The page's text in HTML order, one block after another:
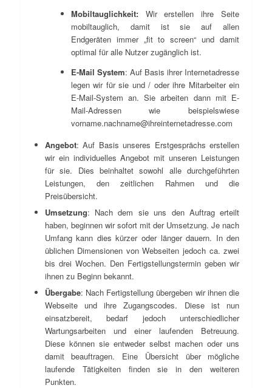
Mobiltauglichkeit: Wir erstellen ihre Seite
mobiltauglich, damit ist sie auf allen
Endgeräten immer „fit to screen“ und damit
optimal für alle Nutzer zugänglich ist.
E-Mail System: Auf Basis ihrer Internetadresse
legen wir für sie und / oder ihre Mitarbeiter ein
E-Mail-System an. Sie arbeiten dann mit E-
Mail-Adressen wie beispielswiese
vorname.nachname@ihreinternetadresse.com
Angebot: Auf Basis unseres Erstgesprächs erstellen
wir ein individuelles Angebot mit unseren Leistungen
für sie. Dies beinhaltet sowohl alle durchgeführten
Leistungen, den zeitlichen Rahmen und die
Preisübersicht.
Umsetzung: Nach dem sie uns den Auftrag erteilt
haben, beginnen wir sofort mit der Umsetzung. Je nach
Umfang kann dies kürzer oder länger dauern. In den
üblichen Dimensionen von Webseiten jedoch ca. zwei
bis drei Wochen. Den Fertigstellungstermin geben wir
ihnen zu Beginn bekannt.
Übergabe: Nach Fertigstellung übergeben wir ihnen die
Webseite und ihre Zugangscodes. Diese ist nun
einsatzbereit, bedarf jedoch unterschiedlicher
Wartungsarbeiten und einer laufenden Betreuung.
Diese können sie entweder selbst machen oder uns
damit beauftragen. Eine Übersicht über mögliche
laufende Tätigkeiten finden sie in den weiteren
Punkten.